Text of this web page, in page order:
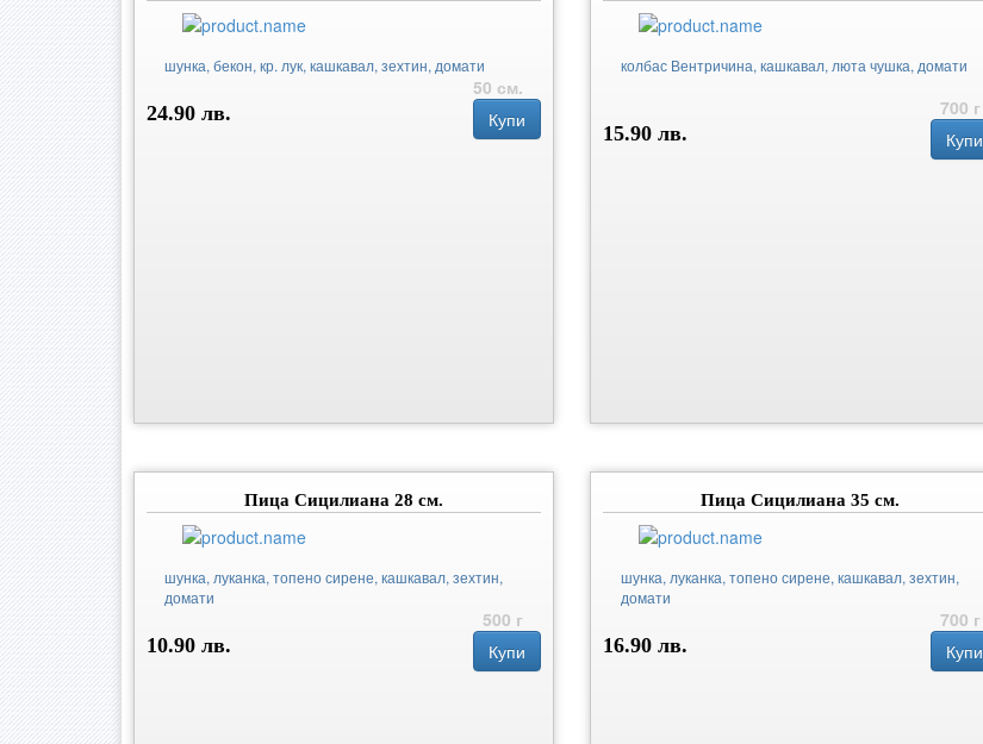
шунка, бекон, кр. лук, кашкавал, зехтин, домати
50 см.
24.90 лв.
Купи
колбас Вентричина, кашкавал, люта чушка, домати
700 г
15.90 лв.
Купи
Пица Сицилиана 28 см.
шунка, луканка, топено сирене, кашкавал, зехтин,
домати
500 г
10.90 лв.
Купи
Пица Сицилиана 35 см.
шунка, луканка, топено сирене, кашкавал, зехтин,
домати
700 г
16.90 лв.
Купи